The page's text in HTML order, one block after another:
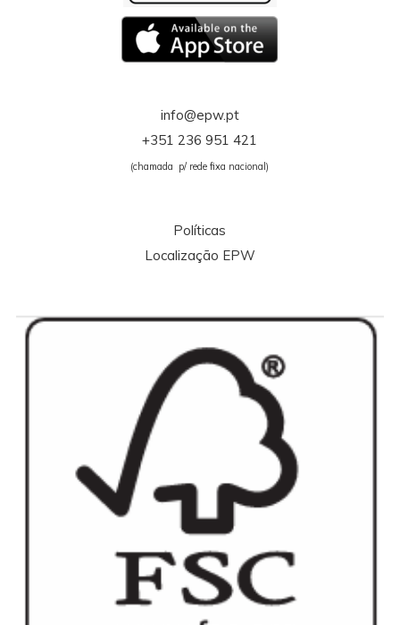
info@epw.pt
+351 236 951 421
(chamada p/ rede fixa nacional)
Políticas
Localização EPW